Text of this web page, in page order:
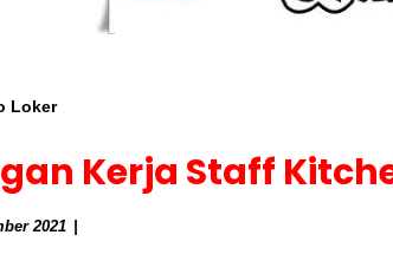
Loker
Kerja Staff
2021